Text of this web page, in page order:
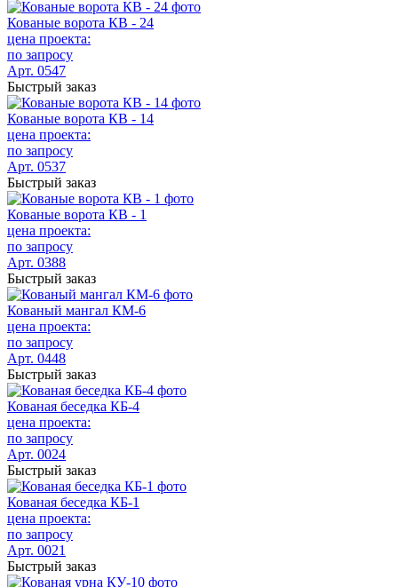
Кованые ворота КВ - 24
цена проекта:
по запросу
Арт. 0547
Быстрый заказ
Кованые ворота КВ - 14
цена проекта:
по запросу
Арт. 0537
Быстрый заказ
Кованые ворота КВ - 1
цена проекта:
по запросу
Арт. 0388
Быстрый заказ
Кованый мангал КМ-6
цена проекта:
по запросу
Арт. 0448
Быстрый заказ
Кованая беседка КБ-4
цена проекта:
по запросу
Арт. 0024
Быстрый заказ
Кованая беседка КБ-1
цена проекта:
по запросу
Арт. 0021
Быстрый заказ